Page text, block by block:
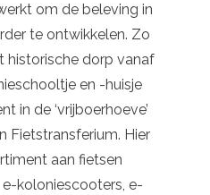
om de beleving in
te ontwikkelen. Zo
historische dorp vanaf
en -huisje
in de ‘vrijboerhoeve’
Fietstransferium. Hier
aan fietsen
koloniescooters, e-